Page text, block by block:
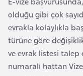
olduğu gibi çok
evrakla kolaylıkla
türüne göre
ve evrak listesi
numaralı hattan
o
s
n
a
H
e